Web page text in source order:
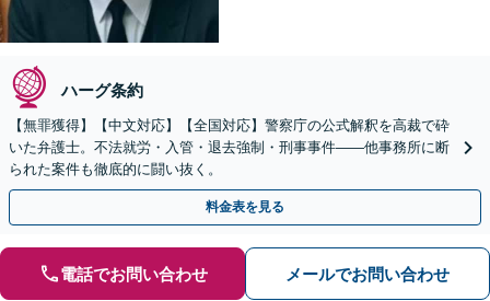
ハーグ条約
【無罪獲得】【中文対応】【全国対応】警察庁の公式解釈を高裁で砕
いた弁護士。不法就労・入管・退去強制・刑事事件——他事務所に断
られた案件も徹底的に闘い抜く。
料金表を見る
電話でお問い合わせ メールでお問い合わせ